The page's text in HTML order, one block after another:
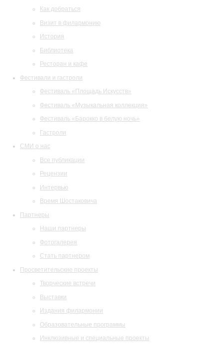
Как добраться
Визит в филармонию
История
Библиотека
Ресторан и кафе
Фестивали и гастроли
Фестиваль «Площадь Искусств»
Фестиваль «Музыкальная коллекция»
Фестиваль «Барокко в белую ночь»
Гастроли
СМИ о нас
Все публикации
Рецензии
Интервью
Время Шостаковича
Партнеры
Наши партнеры
Фотогалерея
Стать партнером
Просветительские проекты
Творческие встречи
Выставки
Издания филармонии
Образовательные программы
Инклюзивные и специальные проекты